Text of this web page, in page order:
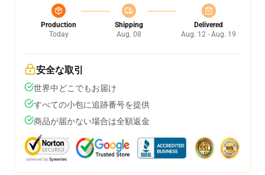
Production
Today
Shipping
Aug. 08
Delivered
Aug. 12 - Aug. 19
安全な取引
世界中どこでもお届け
すべての小包に追跡番号を提供
商品が届かない場合は全額返金